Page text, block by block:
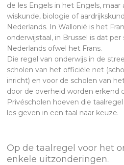
de les Engels in het Engels,
wiskunde, biologie of
Nederlands. In Wallonië is het
onderwijstaal, in Brussel is dat
Nederlands ofwel het Frans.
Die regel van onderwijs in de
scholen van het officiële net
inricht) en voor de scholen van
door de overheid worden erkend
Privéscholen hoeven die
les geven in een taal naar keuze.
Op de taalregel voor het
enkele uitzonderingen.